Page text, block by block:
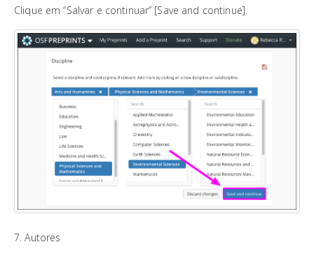
Clique em “Salvar e continuar” [Save and continue].
7. Autores